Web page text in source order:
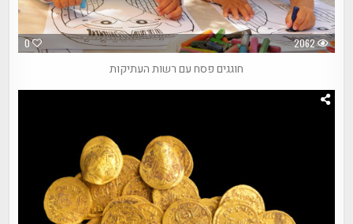
0 2062
חוגגים פסח עם רשות העתיקות